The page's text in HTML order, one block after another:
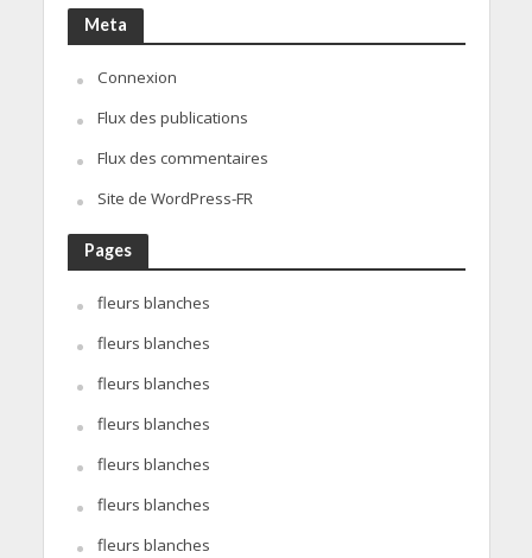
Meta
Connexion
Flux des publications
Flux des commentaires
Site de WordPress-FR
Pages
fleurs blanches
fleurs blanches
fleurs blanches
fleurs blanches
fleurs blanches
fleurs blanches
fleurs blanches